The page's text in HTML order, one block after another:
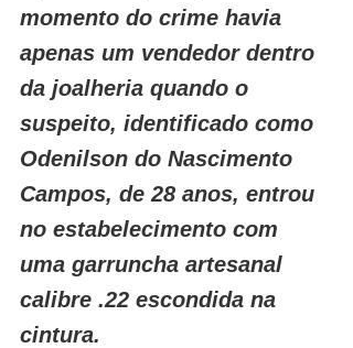
momento do crime havia
apenas um vendedor dentro
da joalheria quando o
suspeito, identificado como
Odenilson do Nascimento
Campos, de 28 anos, entrou
no estabelecimento com
uma garruncha artesanal
calibre .22 escondida na
cintura.